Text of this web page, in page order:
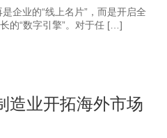
企业的“线上名片”，而是开启全
的“数字引擎”。对于任 […]
造业开拓海外市场